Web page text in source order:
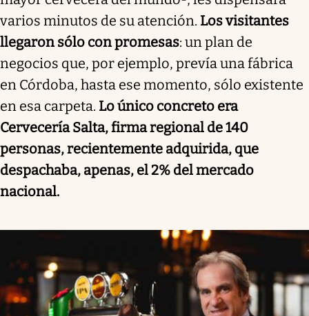
varios minutos de su atención. Los visitantes
llegaron sólo con promesas: un plan de
negocios que, por ejemplo, prevía una fábrica
en Córdoba, hasta ese momento, sólo existente
en esa carpeta. Lo único concreto era
Cervecería Salta, firma regional de 140
personas, recientemente adquirida, que
despachaba, apenas, el 2% del mercado
nacional.